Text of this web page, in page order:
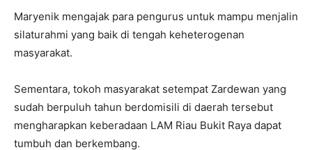
Maryenik mengajak para pengurus untuk mampu menjalin
silaturahmi yang baik di tengah keheterogenan
masyarakat.
Sementara, tokoh masyarakat setempat Zardewan yang
sudah berpuluh tahun berdomisili di daerah tersebut
mengharapkan keberadaan LAM Riau Bukit Raya dapat
tumbuh dan berkembang.